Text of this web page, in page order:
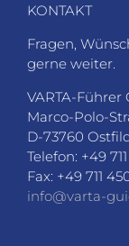
KONTAKT
Fragen,
gerne weiter.
VARTA-Führer
Marco-Polo-
D-73760
Telefon: +49
Fax: +49 711
info@varta-